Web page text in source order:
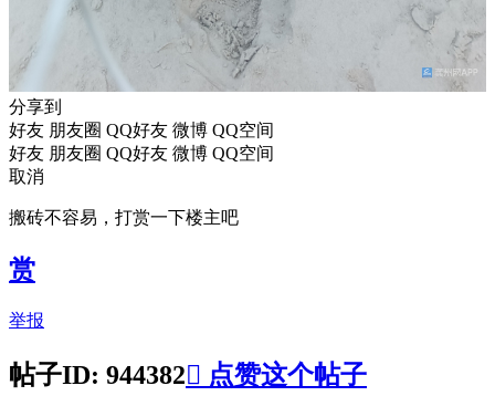
分享到
好友 朋友圈 QQ好友 微博 QQ空间
好友 朋友圈 QQ好友 微博 QQ空间
取消
搬砖不容易，打赏一下楼主吧
赏
举报
帖子ID: 944382 点赞这个帖子